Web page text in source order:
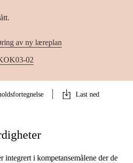
av ny læreplan
02
Last ned
integrert i kompetansemålene der de